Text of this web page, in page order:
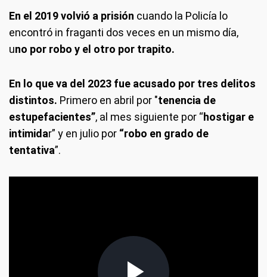
En el 2019 volvió a prisión cuando la Policía lo
encontró in fraganti dos veces en un mismo día,
uno por robo y el otro por trapito.
En lo que va del 2023 fue acusado por tres delitos
distintos. Primero en abril por "tenencia de
estupefacientes”, al mes siguiente por “hostigar e
intimidar” y en julio por “robo en grado de
tentativa”.